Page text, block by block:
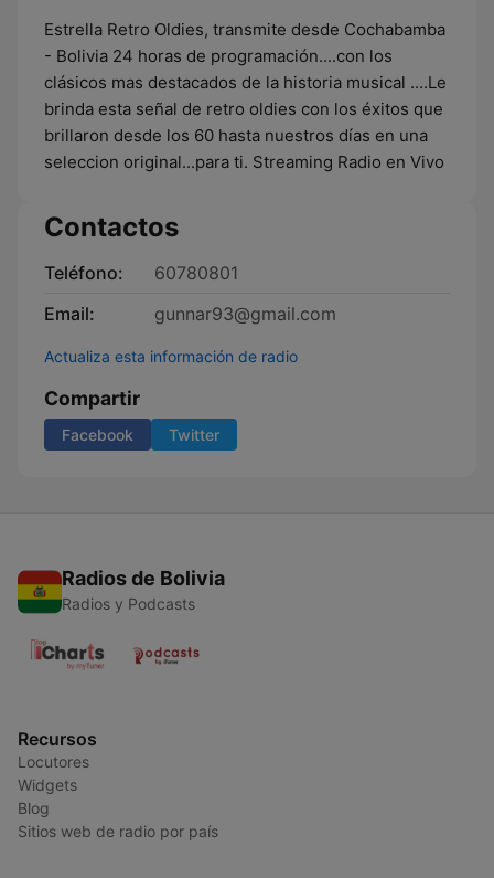
Estrella Retro Oldies, transmite desde Cochabamba
- Bolivia 24 horas de programación....con los
clásicos mas destacados de la historia musical ....Le
brinda esta señal de retro oldies con los éxitos que
brillaron desde los 60 hasta nuestros días en una
seleccion original...para ti. Streaming Radio en Vivo
Contactos
Teléfono:
60780801
Email:
gunnar93@gmail.com
Actualiza esta información de radio
Compartir
Facebook Twitter
Radios de Bolivia
Radios y Podcasts
Recursos
Locutores
Widgets
Blog
Sitios web de radio por país